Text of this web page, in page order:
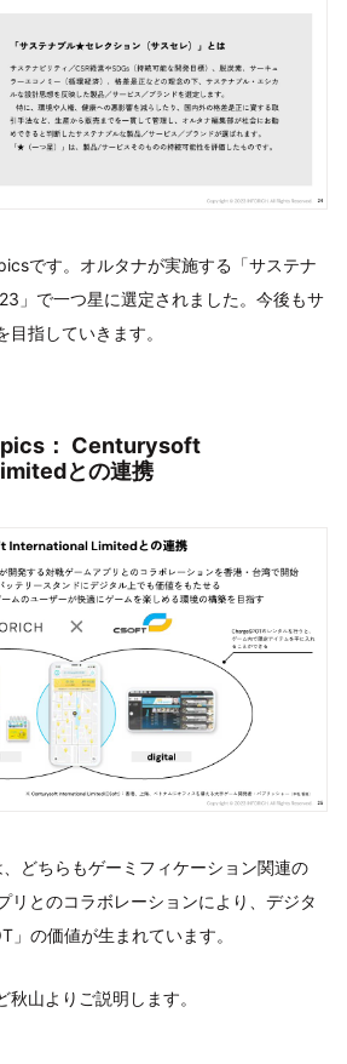
です。オルタナが実施する「サステナ
」で一つ星に選定されました。今後もサ
指していきます。
： Centurysoft
との連携
どちらもゲーミフィケーション関連の
リとのコラボレーションにより、デジタ
」の価値が生まれています。
山よりご説明します。